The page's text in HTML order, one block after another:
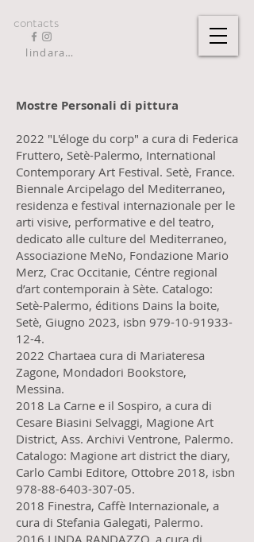
lindarandazzo9@gmail.com
contacts
Mostre Personali di pittura
2022 "L'éloge du corp" a cura di Federica
Fruttero, Setè-Palermo, International
Contemporary Art Festival. Setè, France.
Biennale Arcipelago del Mediterraneo,
residenza e festival internazionale per le
arti visive, performative e del teatro,
dedicato alle culture del Mediterraneo,
Associazione MeNo, Fondazione Mario
Merz, Crac Occitanie, Céntre regional
d’art contemporain à Sète. Catalogo:
Setè-Palermo, éditions Dains la boite,
Setè, Giugno 2023, isbn 979-10-91933-
12-4.
2022 Chartaea cura di Mariateresa
Zagone, Mondadori Bookstore,
Messina.
2018 La Carne e il Sospiro, a cura di
Cesare Biasini Selvaggi, Magione Art
District, Ass. Archivi Ventrone, Palermo.
Catalogo: Magione art district the diary,
Carlo Cambi Editore, Ottobre 2018, isbn
978-88-6403-307-05.
2018 Finestra, Caffè Internazionale, a
cura di Stefania Galegati, Palermo.
2016 LINDA RANDAZZO, a cura di